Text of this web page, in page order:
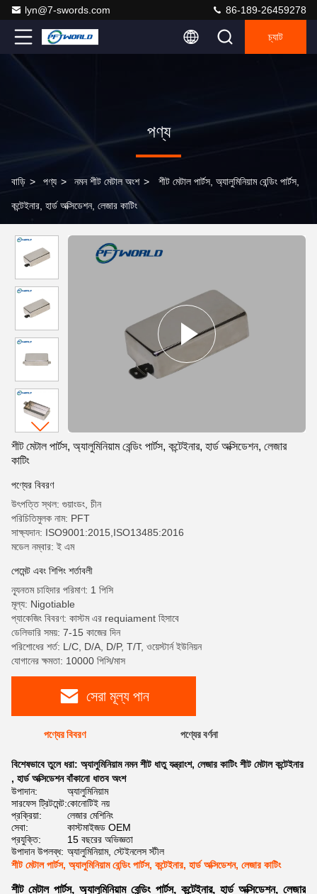
lyn@7-swords.com 86-189-26459278
চ্যাট
পণ্য
বাড়ি > পণ্য > নমন শীট মেটাল অংশ > শীট মেটাল পার্টস, অ্যালুমিনিয়াম বেন্ডিং পার্টস,
কন্টেইনার, হার্ড অক্সিডেশন, লেজার কাটিং
শীট মেটাল পার্টস, অ্যালুমিনিয়াম বেন্ডিং পার্টস, কন্টেইনার, হার্ড অক্সিডেশন, লেজার
কাটিং
পণ্যের বিবরণ
উৎপত্তি স্থল: গুয়াংডং, চীন
পরিচিতিমুলক নাম: PFT
সাক্ষ্যদান: ISO9001:2015,ISO13485:2016
মডেল নম্বার: ই এম
পেমেন্ট এবং শিপিং শর্তাবলী
ন্যূনতম চাহিদার পরিমাণ: 1 পিসি
মূল্য: Nigotiable
প্যাকেজিং বিবরণ: কাস্টম এর requiament হিসাবে
ডেলিভারি সময়: 7-15 কাজের দিন
পরিশোধের শর্ত: L/C, D/A, D/P, T/T, ওয়েস্টার্ন ইউনিয়ন
যোগানের ক্ষমতা: 10000 পিসি/মাস
সেরা মূল্য পান
পণ্যের বিবরণ পণ্যের বর্ণনা
বিশেষভাবে তুলে ধরা: অ্যালুমিনিয়াম নমন শীট ধাতু যন্ত্রাংশ, লেজার কাটিং শীট মেটাল কন্টেইনার
, হার্ড অক্সিডেশন বাঁকানো ধাতব অংশ
উপাদান:
অ্যালুমিনিয়াম
সারফেস ট্রিটমেন্ট:কোনোটিই নয়
প্রক্রিয়া:
লেজার মেশিনিং
সেবা:
কাস্টমাইজড OEM
প্রযুক্তি:
15 বছরের অভিজ্ঞতা
উপাদান উপলব্ধ: অ্যালুমিনিয়াম, স্টেইনলেস স্টীল
শীট মেটাল পার্টস, অ্যালুমিনিয়াম বেন্ডিং পার্টস, কন্টেইনার, হার্ড অক্সিডেশন, লেজার কাটিং
শীট মেটাল পার্টস, অ্যালুমিনিয়াম বেন্ডিং পার্টস, কন্টেইনার, হার্ড অক্সিডেশন, লেজার